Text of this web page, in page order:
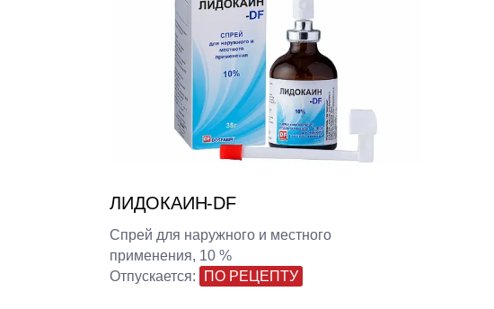
ЛИДОКАИН-DF
Cпрей для наружного и местного
применения, 10 %
Отпускается:
ПО РЕЦЕПТУ